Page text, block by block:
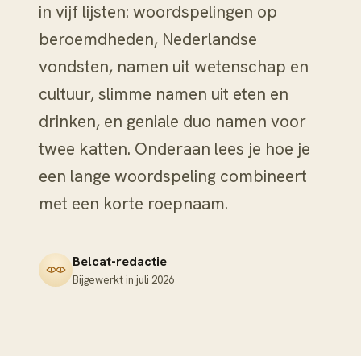
in vijf lijsten: woordspelingen op
beroemdheden, Nederlandse
vondsten, namen uit wetenschap en
cultuur, slimme namen uit eten en
drinken, en geniale duo namen voor
twee katten. Onderaan lees je hoe je
een lange woordspeling combineert
met een korte roepnaam.
Belcat-redactie
Bijgewerkt in juli 2026